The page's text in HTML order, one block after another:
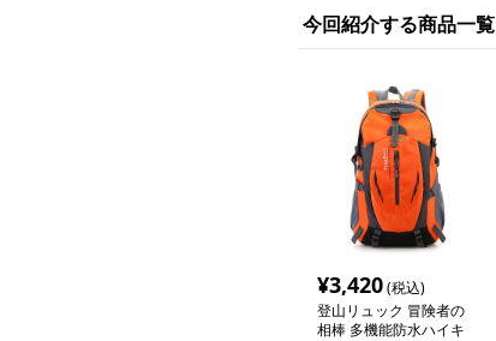
今回紹介する商品一覧
¥3,420(税込)
登山リュック 冒険者の
相棒 多機能防水ハイキ